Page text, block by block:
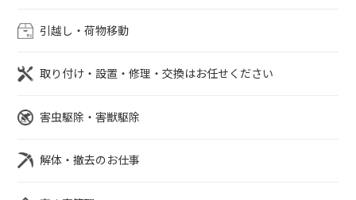
引越し・荷物移動
取り付け・設置・修理・交換はお任せください
害虫駆除・害獣駆除
解体・撤去のお仕事